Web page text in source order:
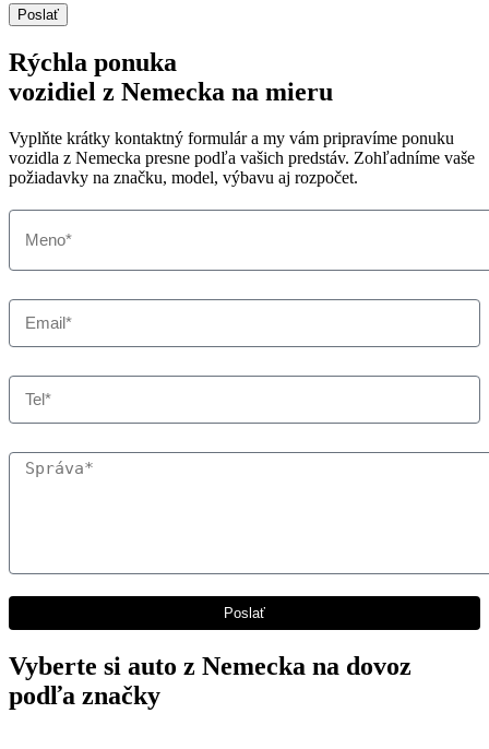
Poslať
Rýchla ponuka
vozidiel z Nemecka na mieru
Vyplňte krátky kontaktný formulár a my vám pripravíme ponuku
vozidla z Nemecka presne podľa vašich predstáv. Zohľadníme vaše
požiadavky na značku, model, výbavu aj rozpočet.
Vyberte si auto z Nemecka na dovoz
podľa značky